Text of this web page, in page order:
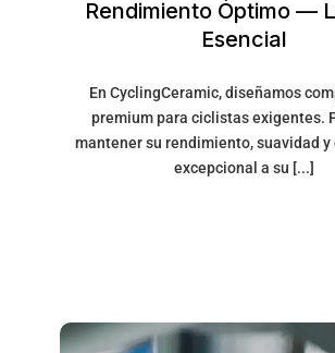
Rendimiento Óptimo —
Esencial
En CyclingCeramic, diseñamos
premium para ciclistas exigentes.
mantener su rendimiento, suavidad y
excepcional a su [...]